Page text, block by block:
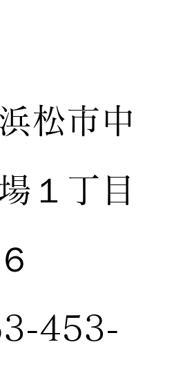
松市中
１丁目
453-